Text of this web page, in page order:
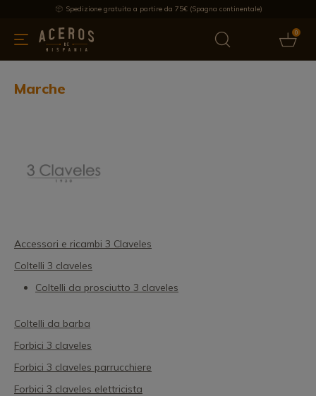
Spedizione gratuita a partire da 75€ (Spagna continentale)
0
cucina Offre Ultime notizie Venduti Marche
Marche
Accessori e ricambi 3 Claveles
Coltelli 3 claveles
Coltelli da prosciutto 3 claveles
Coltelli da barba
Forbici 3 claveles
Forbici 3 claveles parrucchiere
Forbici 3 claveles elettricista